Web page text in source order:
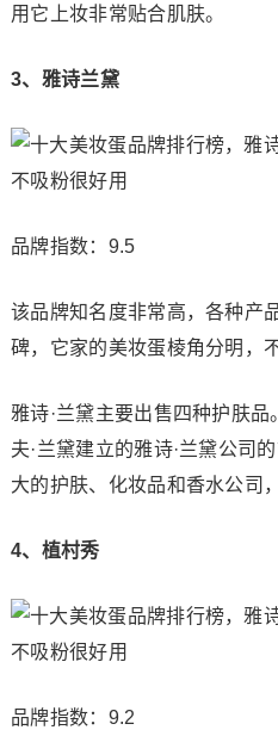
用它上妆非常贴合肌肤。
3、雅诗兰黛
品牌指数：9.5
该品牌知名度非常高，各种产
碑，它家的美妆蛋棱角分明，
雅诗·兰黛主要出售四种护肤
夫·兰黛建立的雅诗·兰黛公司
大的护肤、化妆品和香水公司
4、植村秀
品牌指数：9.2